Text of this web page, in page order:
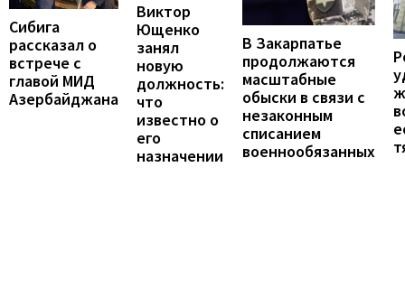
Сибига
рассказал о
встрече с
главой МИД
Азербайджана
Виктор
Ющенко
занял
новую
должность:
что
известно о
его
назначении
В Закарпатье
продолжаются
масштабные
обыски в связи с
незаконным
списанием
военнообязанных